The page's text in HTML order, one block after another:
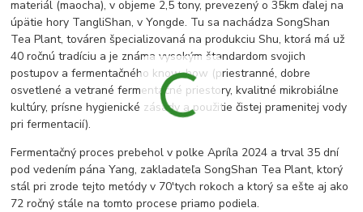
materiál (maocha), v objeme 2,5 tony, prevezený o 35km ďalej na
úpätie hory TangliShan, v Yongde. Tu sa nachádza SongShan
Tea Plant, továren špecializovaná na produkciu Shu, ktorá má už
40 ročnú tradíciu a je známa vysokým štandardom svojich
postupov a fermentačného know-how (priestranné, dobre
osvetlené a vetrané fermentačné priestory, kvalitné mikrobiálne
kultúry, prísne hygienické zásady a použitie čistej pramenitej vody
pri fermentacií).
Fermentačný proces prebehol v polke Apríla 2024 a trval 35 dní
pod vedením pána Yang, zakladateľa SongShan Tea Plant, ktorý
stál pri zrode tejto metódy v 70'tych rokoch a ktorý sa ešte aj ako
72 ročný stále na tomto procese priamo podiela.